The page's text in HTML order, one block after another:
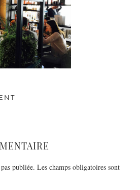
publiée. Les champs obligatoires sont